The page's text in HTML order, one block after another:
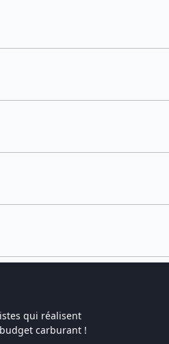
qui réalisent
carburant !